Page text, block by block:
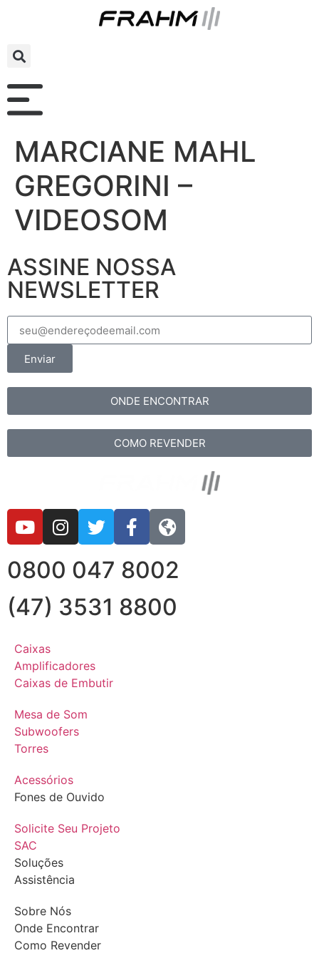
MARCIANE MAHL
GREGORINI –
VIDEOSOM
ASSINE NOSSA
NEWSLETTER
Enviar
ONDE ENCONTRAR
COMO REVENDER
0800 047 8002
(47) 3531 8800
Caixas
Amplificadores
Caixas de Embutir
Mesa de Som
Subwoofers
Torres
Acessórios
Fones de Ouvido
Solicite Seu Projeto
SAC
Soluções
Assistência
Sobre Nós
Onde Encontrar
Como Revender